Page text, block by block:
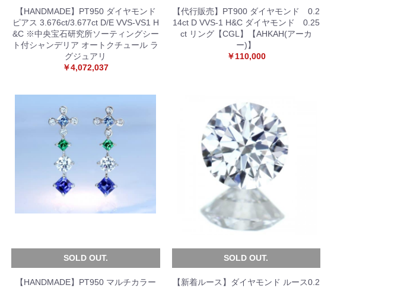
【HANDMADE】PT950 ダイヤモンド
ピアス 3.676ct/3.677ct D/E VVS-VS1 H
&C ※中央宝石研究所ソーティングシー
ト付シャンデリア オートクチュール ラ
グジュアリ
￥4,072,037
【代行販売】PT900 ダイヤモンド 0.2
14ct D VVS-1 H&C ダイヤモンド 0.25
ct リング【CGL】【AHKAH(アーカ
ー)】
￥110,000
SOLD OUT.
【HANDMADE】PT950 マルチカラー
SOLD OUT.
【新着ルース】ダイヤモンド ルース0.2